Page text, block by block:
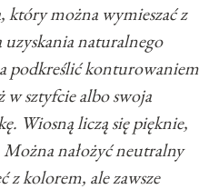
który można wymieszać z
naturalnego
podkreślić konturowaniem
sztyfcie albo swoja
Wiosną liczą się pięknie,
Można nałożyć neutralny
z kolorem, ale zawsze